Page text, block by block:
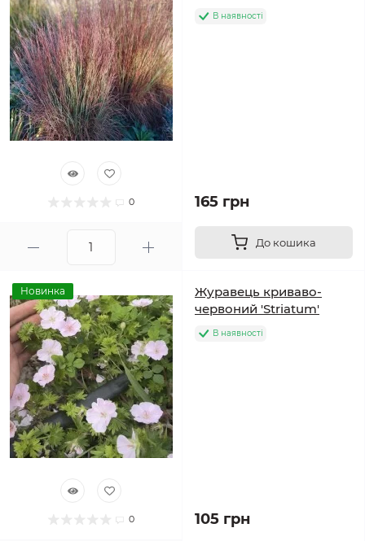
0
В наявності
165 грн
До кошика
Новинка
0
Журавець криваво-
червоний 'Striatum'
В наявності
105 грн